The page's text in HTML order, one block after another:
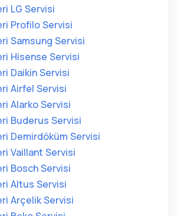
LG Servisi
Profilo Servisi
Samsung Servisi
Hisense Servisi
Daikin Servisi
Airfel Servisi
Alarko Servisi
Buderus Servisi
Demirdöküm Servisi
Vaillant Servisi
Bosch Servisi
Altus Servisi
Arçelik Servisi